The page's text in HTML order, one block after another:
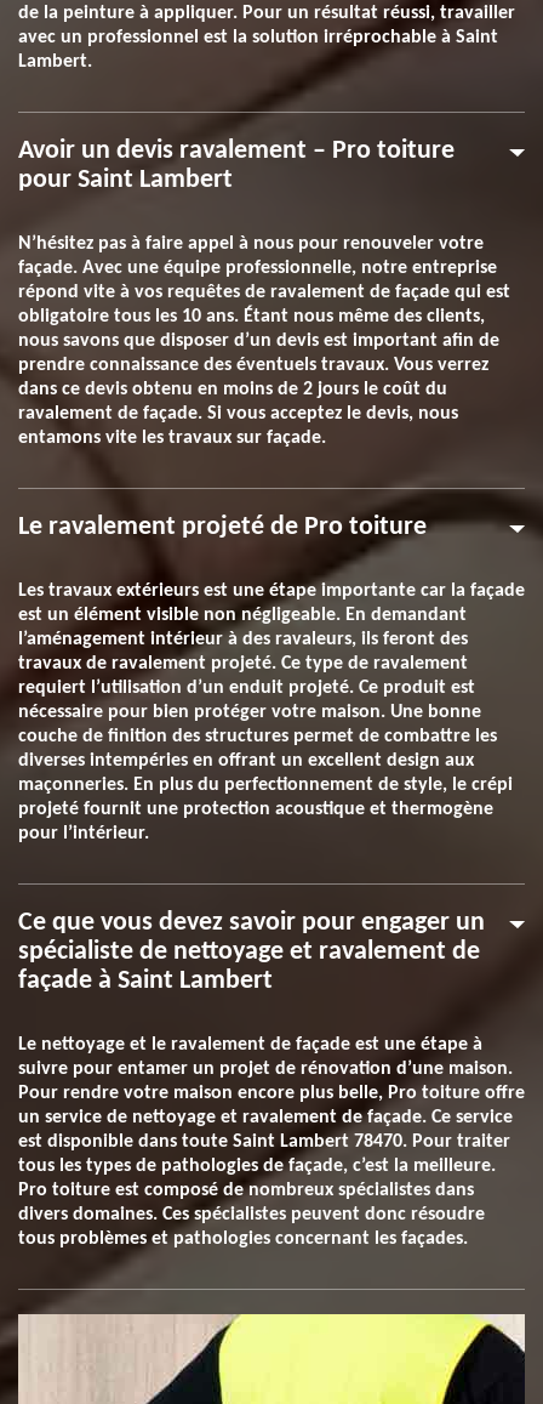
de la peinture à appliquer. Pour un résultat réussi, travailler
avec un professionnel est la solution irréprochable à Saint
Lambert.
Avoir un devis ravalement – Pro toiture
pour Saint Lambert
N’hésitez pas à faire appel à nous pour renouveler votre
façade. Avec une équipe professionnelle, notre entreprise
répond vite à vos requêtes de ravalement de façade qui est
obligatoire tous les 10 ans. Étant nous même des clients,
nous savons que disposer d’un devis est important afin de
prendre connaissance des éventuels travaux. Vous verrez
dans ce devis obtenu en moins de 2 jours le coût du
ravalement de façade. Si vous acceptez le devis, nous
entamons vite les travaux sur façade.
Le ravalement projeté de Pro toiture
Les travaux extérieurs est une étape importante car la façade
est un élément visible non négligeable. En demandant
l’aménagement intérieur à des ravaleurs, ils feront des
travaux de ravalement projeté. Ce type de ravalement
requiert l’utilisation d’un enduit projeté. Ce produit est
nécessaire pour bien protéger votre maison. Une bonne
couche de finition des structures permet de combattre les
diverses intempéries en offrant un excellent design aux
maçonneries. En plus du perfectionnement de style, le crépi
projeté fournit une protection acoustique et thermogène
pour l’intérieur.
Ce que vous devez savoir pour engager un
spécialiste de nettoyage et ravalement de
façade à Saint Lambert
Le nettoyage et le ravalement de façade est une étape à
suivre pour entamer un projet de rénovation d’une maison.
Pour rendre votre maison encore plus belle, Pro toiture offre
un service de nettoyage et ravalement de façade. Ce service
est disponible dans toute Saint Lambert 78470. Pour traiter
tous les types de pathologies de façade, c’est la meilleure.
Pro toiture est composé de nombreux spécialistes dans
divers domaines. Ces spécialistes peuvent donc résoudre
tous problèmes et pathologies concernant les façades.